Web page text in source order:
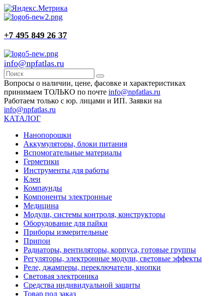
+7 495 849 26 37
info@npfatlas.ru
Вопросы о наличии, цене, фасовке и характеристиках
принимаем ТОЛЬКО по почте info@npfatlas.ru
Работаем только с юр. лицами и ИП. Заявки на
info@npfatlas.ru
КАТАЛОГ
Нанопорошки
Аккумуляторы, блоки питания
Вспомогательные материалы
Герметики
Инструменты для работы
Клеи
Компаунды
Компоненты электронные
Медицина
Модули, системы контроля, конструкторы
Оборудование для пайки
Приборы измерительные
Припои
Радиаторы, вентиляторы, корпуса, готовые группы
Регуляторы, электронные модули, световые эффекты
Реле, джамперы, переключатели, кнопки
Световая электроника
Средства индивидуальной защиты
Товар под заказ